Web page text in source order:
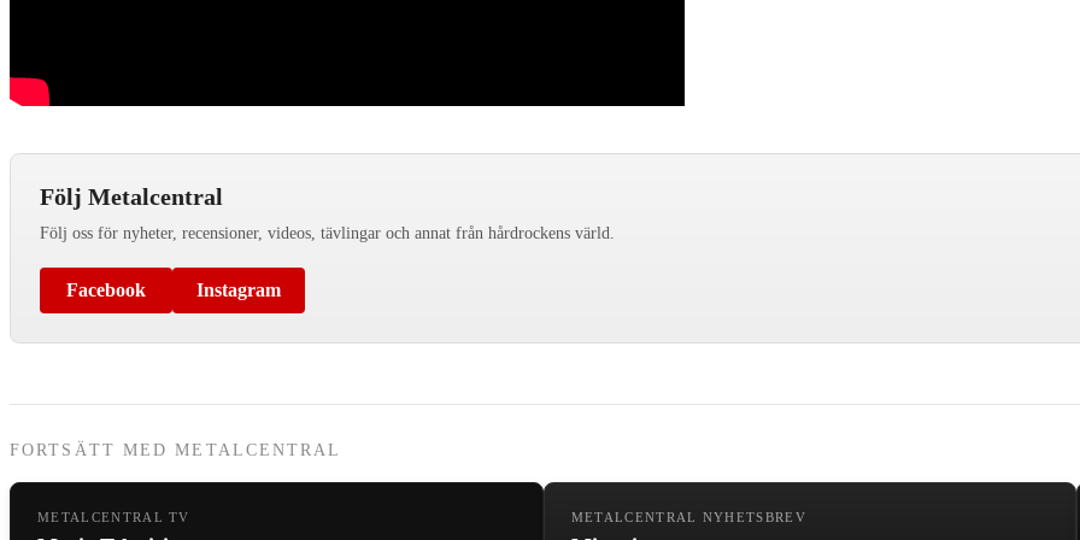
Följ Metalcentral
Följ oss för nyheter, recensioner, videos, tävlingar och annat från hårdrockens värld.
Facebook Instagram
FORTSÄTT MED METALCENTRAL
METALCENTRAL TV METALCENTRAL NYHETSBREV